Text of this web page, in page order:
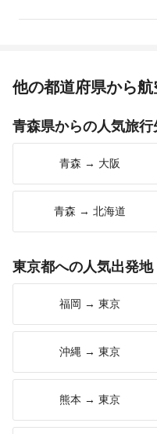
他の都道府県から
青森県からの人気旅行
青森 → 大阪
青森 → 北海道
東京都への人気出発地
福岡 → 東京
沖縄 → 東京
熊本 → 東京